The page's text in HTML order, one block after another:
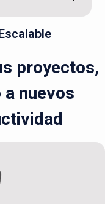
proyectos,
nuevos